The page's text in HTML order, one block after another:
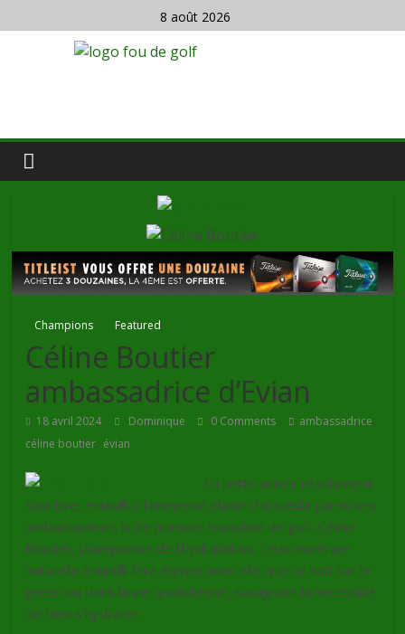
8 août 2026
Champions Featured
Céline Boutier
ambassadrice d’Evian
18 avril 2024 Dominique 0 Comments ambassadrice,
céline boutier, évian
En cette année résolument
sportive, evian® a l’immense plaisir d’accueillir parmi ses
ambassadeurs la 3e joueuse mondiale de golf, Céline
Boutier, championne de l’hydratation. L’eau minérale
naturelle evian® fera équipe avec elle que ce soit sur le
green ou dans la vie quotidienne, soulignant la nécessité
de bien s’hydrater.